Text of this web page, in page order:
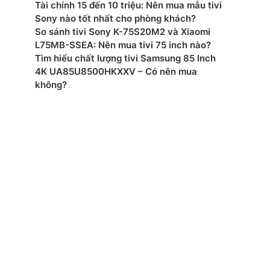
AC220-240 V~ 50/60 Hz
đóng gói: – mm
đóng gói: – kg
Tài chính 15 đến 10 triệu: Nên mua mẫu tivi
Sony nào tốt nhất cho phòng khách?
So sánh tivi Sony K-75S20M2 và Xiaomi
L75MB-SSEA: Nên mua tivi 75 inch nào?
Tìm hiểu chất lượng tivi Samsung 85 Inch
4K UA85U8500HKXXV – Có nên mua
không?